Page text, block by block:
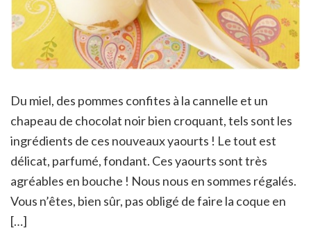
Du miel, des pommes confites à la cannelle et un
chapeau de chocolat noir bien croquant, tels sont les
ingrédients de ces nouveaux yaourts ! Le tout est
délicat, parfumé, fondant. Ces yaourts sont très
agréables en bouche ! Nous nous en sommes régalés.
Vous n’êtes, bien sûr, pas obligé de faire la coque en
[…]